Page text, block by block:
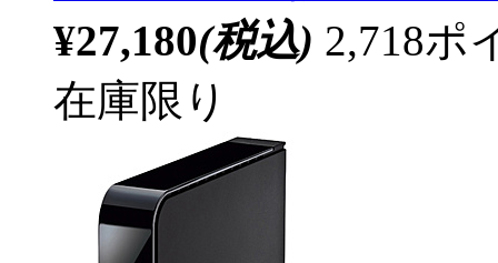
¥27,180(税込) 2,718ポ
在庫限り